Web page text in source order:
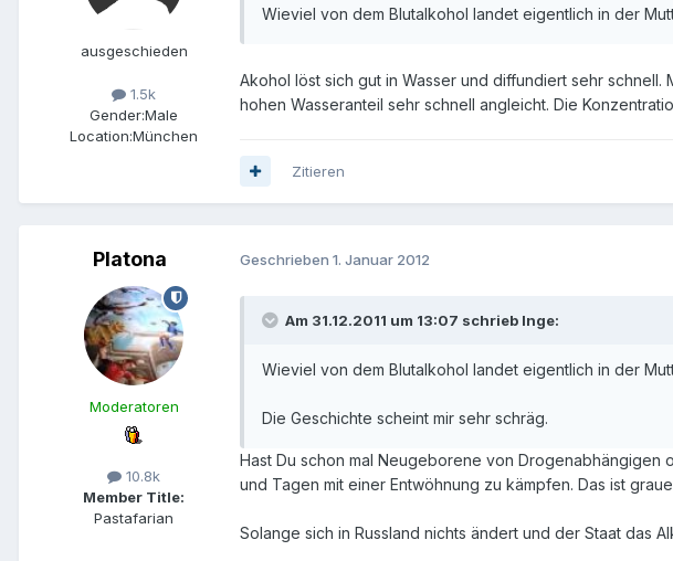
ausgeschieden
1.5k
Gender:Male
Location:München
Wieviel von dem Blutalkohol landet eigentlich in der
Akohol löst sich gut in Wasser und diffundiert sehr
hohen Wasseranteil sehr schnell angleicht. Die
Zitieren
Platona
Moderatoren
10.8k
Member Title:
Pastafarian
Geschrieben 1. Januar 2012
Am 31.12.2011 um 13:07 schrieb Inge:
Wieviel von dem Blutalkohol landet eigentlich in der
Die Geschichte scheint mir sehr schräg.
Hast Du schon mal Neugeborene von
und Tagen mit einer Entwöhnung zu kämpfen. Das ist
Solange sich in Russland nichts ändert und der Staat das